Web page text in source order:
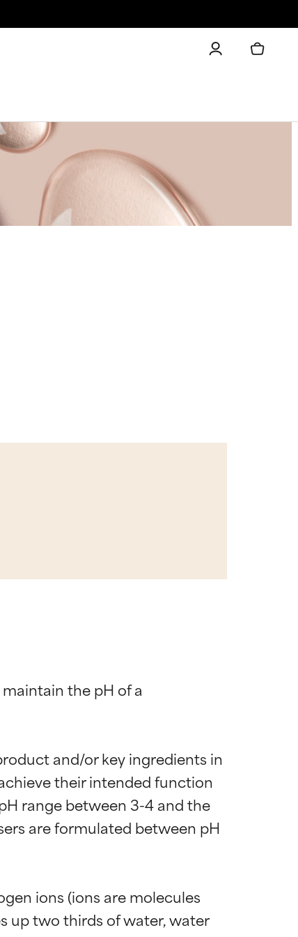
the pH of a
and/or key ingredients in
their intended function
range between 3-4 and the
are formulated between pH
ions (ions are molecules
up two thirds of water, water